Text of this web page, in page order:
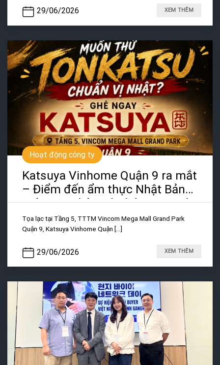
29/06/2026 XEM THÊM
Hoạt động công ty
Katsuya Vinhome Quận 9 ra mắt
– Điểm đến ẩm thực Nhật Bản
mới trong hệ sinh thái Hoa Xinh
29/06/2026
Tọa lạc tại Tầng 5, TTTM Vincom Mega Mall Grand Park
Quận 9, Katsuya Vinhome Quận [...]
XEM THÊM